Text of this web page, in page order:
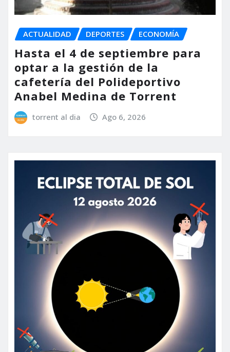
ACTUALIDAD DEPORTES ECONOMÍA
Hasta el 4 de septiembre para
optar a la gestión de la
cafetería del Polideportivo
Anabel Medina de Torrent
torrent al dia Ago 6, 2026